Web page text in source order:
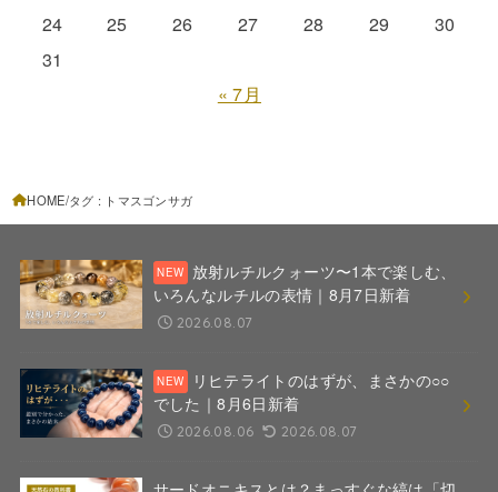
24
25 26 27 28 29
30
31
« 7月
HOME タグ : トマスゴンサガ
放射ルチルクォーツ〜1本で楽しむ、
いろんなルチルの表情｜8月7日新着
2026.08.07
リヒテライトのはずが、まさかの○○
でした｜8月6日新着
2026.08.06 2026.08.07